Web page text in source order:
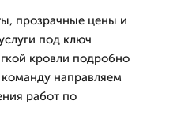
прозрачные цены и
под ключ
кровли подробно
направляем
работ по